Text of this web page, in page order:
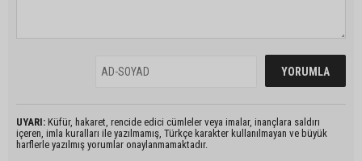
UYARI: Küfür, hakaret, rencide edici cümleler veya imalar, inançlara saldırı
içeren, imla kuralları ile yazılmamış, Türkçe karakter kullanılmayan ve büyük
harflerle yazılmış yorumlar onaylanmamaktadır.